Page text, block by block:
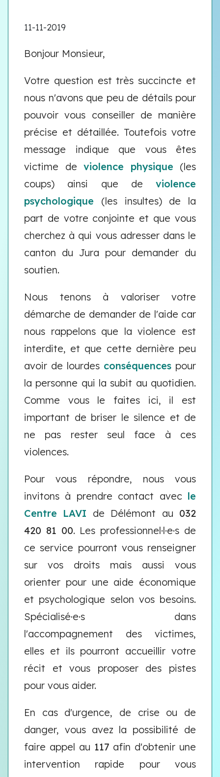
11-11-2019
Bonjour Monsieur,
Votre question est très succincte et
nous n'avons que peu de détails pour
pouvoir vous conseiller de manière
précise et détaillée. Toutefois votre
message indique que vous êtes
victime de violence physique (les
coups) ainsi que de violence
psychologique (les insultes) de la
part de votre conjointe et que vous
cherchez à qui vous adresser dans le
canton du Jura pour demander du
soutien.
Nous tenons à valoriser votre
démarche de demander de l'aide car
nous rappelons que la violence est
interdite, et que cette dernière peu
avoir de lourdes conséquences pour
la personne qui la subit au quotidien.
Comme vous le faites ici, il est
important de briser le silence et de
ne pas rester seul face à ces
violences.
Pour vous répondre, nous vous
invitons à prendre contact avec le
Centre LAVI de Délémont au 032
420 81 00. Les professionnel·l·e·s de
ce service pourront vous renseigner
sur vos droits mais aussi vous
orienter pour une aide économique
et psychologique selon vos besoins.
Spécialisé·e·s dans
l'accompagnement des victimes,
elles et ils pourront accueillir votre
récit et vous proposer des pistes
pour vous aider.
En cas d'urgence, de crise ou de
danger, vous avez la possibilité de
faire appel au 117 afin d'obtenir une
intervention rapide pour vous